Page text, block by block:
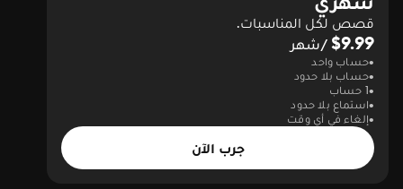
قصص لكل المناسبات.
$9.99 /شهر
حساب واحد
حساب بلا حدود
1 حساب
استماع بلا حدود
إلغاء في أي وقت
جرب الآن